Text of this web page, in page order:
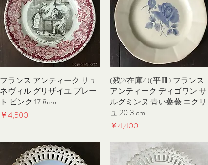
クイックビュー
フランス アンティーク リュ
ネヴィル グリザイユ プレー
ト ピンク 17.8cm
価格
￥4,500
クイックビュー
(残2/在庫4)(平皿) フランス
アンティーク ディゴワン サ
ルグミンヌ 青い薔薇 エクリ
ュ 20.3 cm
価格
￥4,400